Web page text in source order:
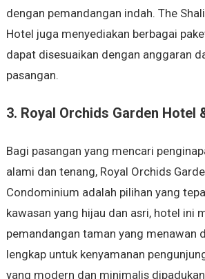
dengan pemandangan indah. The
Hotel juga menyediakan berbagai
dapat disesuaikan dengan anggaran
pasangan.
3. Royal Orchids Garden Hotel
Bagi pasangan yang mencari
alami dan tenang, Royal Orchids
Condominium adalah pilihan yang
kawasan yang hijau dan asri, hotel ini
pemandangan taman yang menawan
lengkap untuk kenyamanan
yang modern dan minimalis